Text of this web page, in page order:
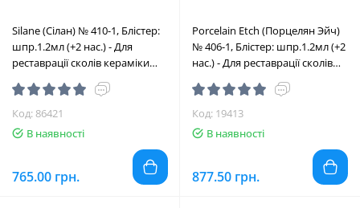
Silane (Сілан) № 410-1, Блістер:
шпр.1.2мл (+2 нас.) - Для
реставрації сколів кераміки
(Ultradent/Ультрадент)
Код: 86421
В наявності
765.00 грн.
Porcelain Etch (Порцелян Эйч)
№ 406-1, Блістер: шпр.1.2мл (+2
нас.) - Для реставрації сколів
кераміки (Ultradent/
Ультрадент)
Код: 19413
В наявності
877.50 грн.